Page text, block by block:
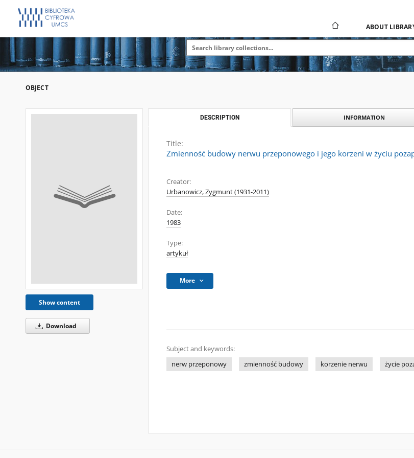
ABOUT
OBJECT
Show content
Download
DESCRIPTION INFORMATION
Title:
Zmienność budowy nerwu przeponowego i jego korzeni w życiu
Creator:
Urbanowicz, Zygmunt (1931-2011)
Date:
1983
Type:
artykuł
More
Subject and keywords:
nerw przeponowy
zmienność budowy korzenie nerwu życie